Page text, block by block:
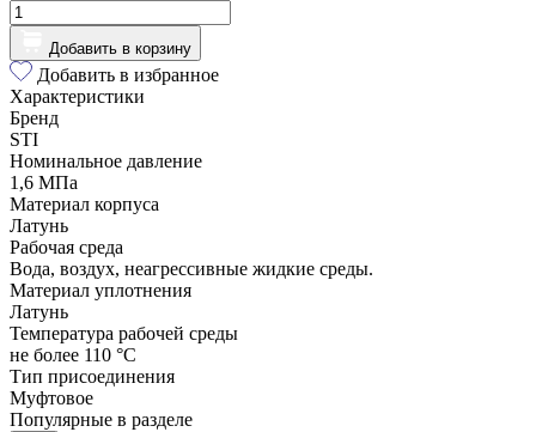
Добавить в корзину
Добавить в избранное
Характеристики
Бренд
STI
Номинальное давление
1,6 МПа
Материал корпуса
Латунь
Рабочая среда
Вода, воздух, неагрессивные жидкие среды.
Материал уплотнения
Латунь
Температура рабочей среды
не более 110 °С
Тип присоединения
Муфтовое
Популярные в разделе